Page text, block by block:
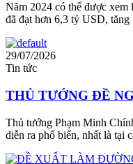
Năm 2024 có thể được
đã đạt hơn 6,3 tỷ USD,
29/07/2026
Tin tức
THỦ TƯỚNG ĐỀ
Thủ tướng Phạm Minh
diễn ra phổ biến, nhất là tại